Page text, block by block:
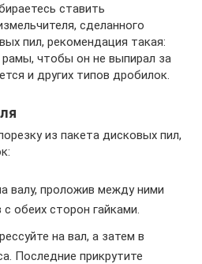
ставить
сделанного
пил, рекомендация такая:
чтобы он не выпирал за
и других типов дробилок.
из пакета дисковых пил,
валу, проложив между ними
обеих сторон гайками.
на вал, а затем в
Последние прикрутите